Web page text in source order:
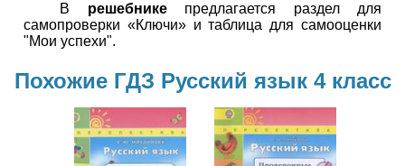
В решебникепредлагается раздел для
самопроверки «Ключи» и таблица для самооценки
"Мои успехи".
Похожие ГДЗ Русский язык 4 класс